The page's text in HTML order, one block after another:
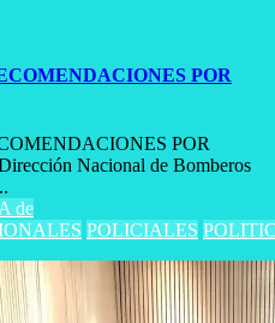
POR
POR
Nacional de Bomberos
de
POLICIALES